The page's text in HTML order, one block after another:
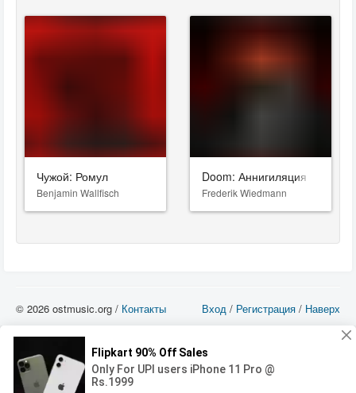
Чужой: Ромул
Benjamin Wallfisch
Doom: Аннигиляция
Frederik Wiedmann
Вход / Регистрация / Наверх
© 2026 ostmusic.org / Контакты
можете использовать такие материалы только в том в случае, если
использование производится с ознакомительными целями - для прочих целей
вы должны приобрести лицензионную запись.